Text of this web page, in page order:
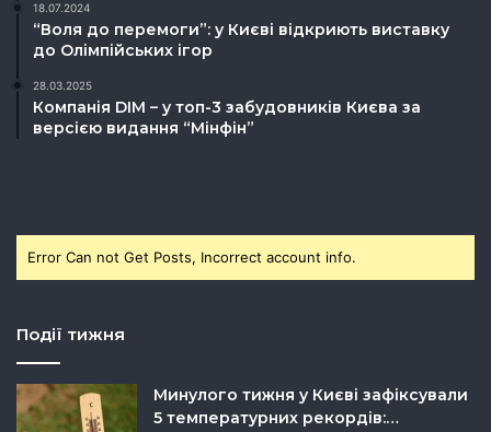
18.07.2024
“Воля до перемоги”: у Києві відкриють виставку
до Олімпійських ігор
28.03.2025
Компанія DIM – у топ-3 забудовників Києва за
версією видання “Мінфін”
Error Can not Get Posts, Incorrect account info.
Події тижня
Минулого тижня у Києві зафіксували
5 температурних рекордів:…